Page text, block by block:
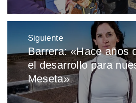
Siguiente
Entrada
siguiente:
Barrera: «Hace años
el desarrollo para
Meseta»